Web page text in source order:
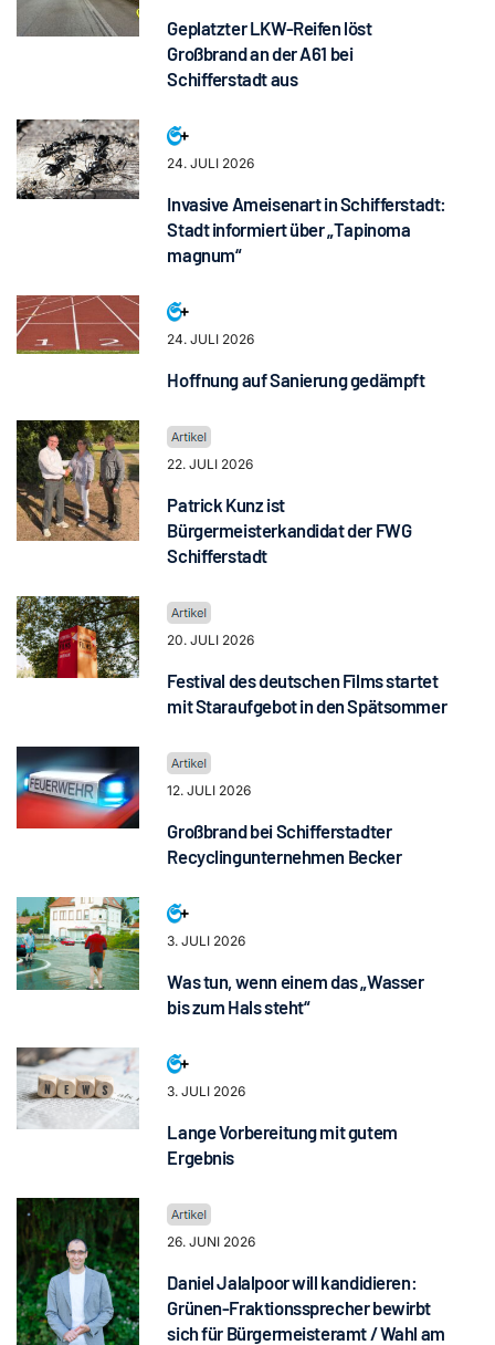
Geplatzter LKW-Reifen löst
Großbrand an der A61 bei
Schifferstadt aus
24. JULI 2026
Invasive Ameisenart in Schifferstadt:
Stadt informiert über „Tapinoma
magnum“
24. JULI 2026
Hoffnung auf Sanierung gedämpft
22. JULI 2026
Patrick Kunz ist
Bürgermeisterkandidat der FWG
Schifferstadt
20. JULI 2026
Festival des deutschen Films startet
mit Staraufgebot in den Spätsommer
12. JULI 2026
Großbrand bei Schifferstadter
Recyclingunternehmen Becker
3. JULI 2026
Was tun, wenn einem das „Wasser
bis zum Hals steht“
3. JULI 2026
Lange Vorbereitung mit gutem
Ergebnis
26. JUNI 2026
Daniel Jalalpoor will kandidieren:
Grünen-Fraktionssprecher bewirbt
sich für Bürgermeisteramt / Wahl am